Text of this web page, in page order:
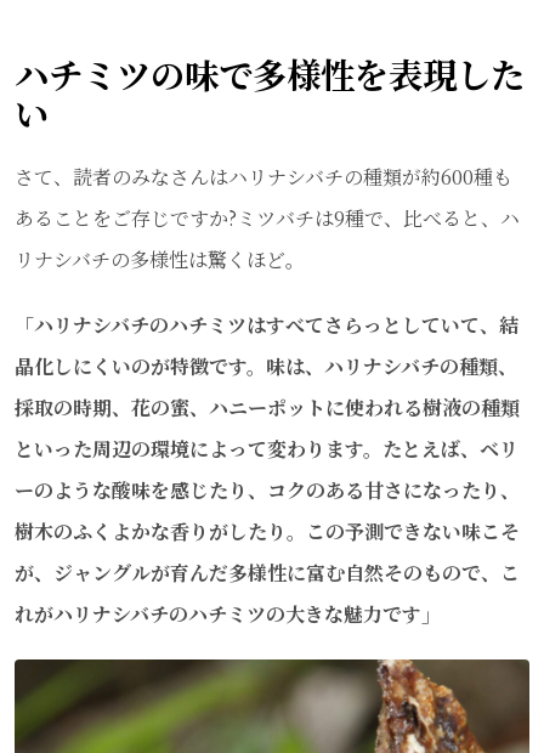
ハチミツの味で多様性を表現した
い
さて、読者のみなさんはハリナシバチの種類が約600種も
あることをご存じですか?ミツバチは9種で、比べると、ハ
リナシバチの多様性は驚くほど。
「ハリナシバチのハチミツはすべてさらっとしていて、結
晶化しにくいのが特徴です。 味は、ハリナシバチの種類、
採取の時期、花の蜜、ハニーポットに使われる樹液の種類
といった周辺の環境によって変わります。たとえば、ベリ
ーのような酸味を感じたり、コクのある甘さになったり、
樹木のふくよかな香りがしたり。この予測できない味こそ
が、ジャングルが育んだ多様性に富む自然そのもので、こ
れがハリナシバチのハチミツの大きな魅力です」